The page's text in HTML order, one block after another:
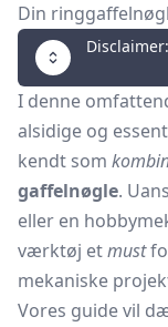
Din
I denne
alsidige og
kendt som
gaffelnøgle.
eller en
værktøj etmust
mekaniske
Vores guide vil